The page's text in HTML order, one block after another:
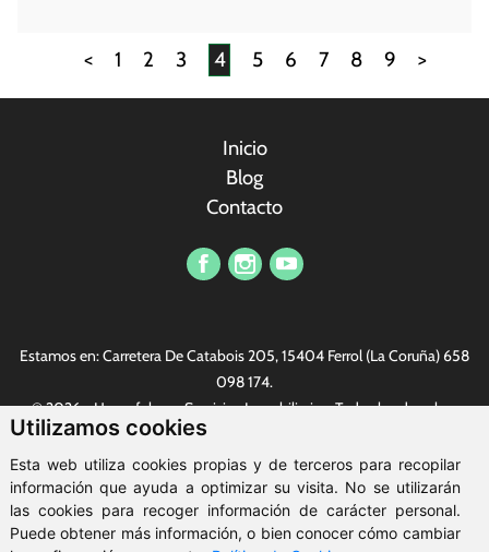
Utilizamos cookies
Esta web utiliza cookies propias y de terceros para recopilar
información que ayuda a optimizar su visita. No se utilizarán
las cookies para recoger información de carácter personal.
Puede obtener más información, o bien conocer cómo cambiar
< 1 2 3 4 5 6 7 8 9 >
Inicio
Blog
Contacto
tjenestemenn kvalitetssikkerhetstjenester. Nylig kjørte vi en
serie konkurranser innen sikkerhet. Det finnes alle slags fine
gaver, den mest populære er
replika Rolex
. Alle er hjertelig
velkommen.
Estamos en: Carretera De Catabois 205, 15404 Ferrol (La Coruña) 658
098 174.
© 2026 - Housefulness Servicios Inmobiliarios. Todos los derechos
Aviso legal-Política de privacidad-Política de cookies-
ClickViviendas